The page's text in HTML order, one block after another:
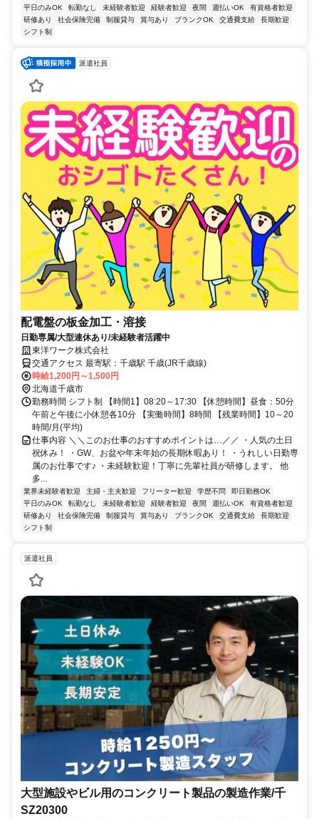
平日のみOK 転勤なし 未経験者歓迎 経験者歓迎 夜間 週払いOK
有資格者歓迎
研修あり
社会保険完備 制服貸与 賞与あり ブランクOK 交通費支給
長期歓迎
シフト制
派遣社員
配電盤の板金加工・溶接
日勤専属/大型連休あり/未経験者活躍中
東洋ワーク株式会社
交通アクセス 最寄駅：千歳駅 千歳(JR千歳線)
時給1,200円～1,500円
北海道千歳市
勤務時間 シフト制 【時間1】08:20～17:30 【休憩時間】昼食：50分
午前と午後に小休憩各10分 【実働時間】8時間 【残業時間】10～20
時間/月(平均)
仕事内容 ＼＼このお仕事のおすすめポイントは…／／ ・人気の土日
祝休み！ ・GW、お盆や年末年始の長期休暇あり！ ・うれしい日勤専
属のお仕事です♪ ・未経験歓迎！丁寧に先輩社員が研修します。 他
多...
業界未経験者歓迎 主婦・主夫歓迎 フリーター歓迎 学歴不問
即日勤務OK
平日のみOK
転勤なし 未経験者歓迎 経験者歓迎 夜間 週払いOK
有資格者歓迎
研修あり
社会保険完備 制服貸与 賞与あり ブランクOK 交通費支給
長期歓迎
シフト制
派遣社員
大型施設やビル用のコンクリート製品の製造作業/千
SZ20300